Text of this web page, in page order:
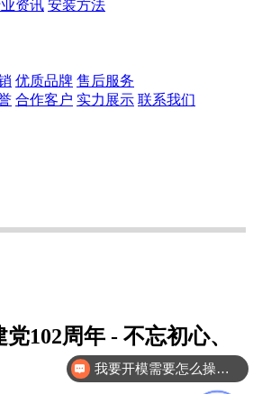
资讯 安装方法
优质品牌 售后服务
合作客户 实力展示 联系我们
102周年 - 不忘初心、
我要开模需要怎么操作？